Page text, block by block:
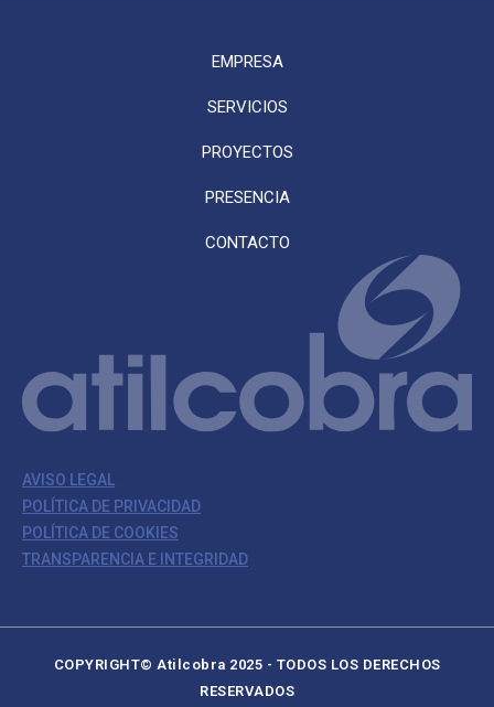
EMPRESA
SERVICIOS
PROYECTOS
PRESENCIA
CONTACTO
AVISO LEGAL
POLÍTICA DE PRIVACIDAD
POLÍTICA DE COOKIES
TRANSPARENCIA E INTEGRIDAD
COPYRIGHT© Atilcobra 2025 - TODOS LOS DERECHOS
RESERVADOS